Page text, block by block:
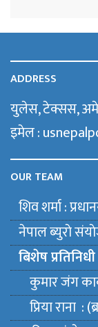
ADDRESS
युलेस, टेक्सस,
इमेल :
OUR TEAM
शिव शर्मा :
नेपाल ब्युराे
बिशेष प्रतिनिधी
कुमार जंग
प्रिया राना :